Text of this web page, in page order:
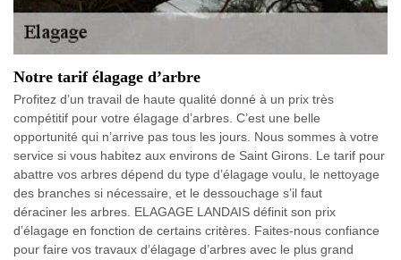
Notre tarif élagage d’arbre
Profitez d’un travail de haute qualité donné à un prix très
compétitif pour votre élagage d’arbres. C’est une belle
opportunité qui n’arrive pas tous les jours. Nous sommes à votre
service si vous habitez aux environs de Saint Girons. Le tarif pour
abattre vos arbres dépend du type d’élagage voulu, le nettoyage
des branches si nécessaire, et le dessouchage s’il faut
déraciner les arbres. ELAGAGE LANDAIS définit son prix
d’élagage en fonction de certains critères. Faites-nous confiance
pour faire vos travaux d’élagage d’arbres avec le plus grand